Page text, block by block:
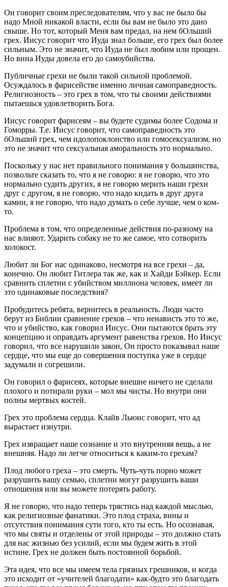
Он говорит своим преследователям, что у вас не было бы
надо Мной никакой власти, если бы вам не было это дано
свыше. Но тот, который Меня вам предал, на нем бОльший
грех. Иисус говорит что Иуда знал больше, его грех был более
сильным. Это не значит, что Иуда не был любим или прощен.
Но вина Иуды довела его до самоубийства.
Публичные грехи не были такой сильной проблемой.
Осуждалось в фарисействе именно личная самоправедность.
Религиозность – это грех в том, что ты своими действиями
пытаешься удовлетворить Бога.
Иисус говорит фарисеям – вы будете судимы более Содома и
Гоморры. Т.е. Иисус говорит, что самоправедность это
бОльший грех, чем идолопоклонство или гомосексуализм, но
это не значит что сексуальная аморальность это нормально.
Поскольку у нас нет правильного понимания у большинства,
позвольте сказать то, что я не говорю: я не говорю, что это
нормально судить других, я не говорю мерить наши грехи
друг с другом, я не говорю, что надо кидать в друг друга
камни, я не говорю, что надо думать о себе лучше, чем о ком-
то.
Проблема в том, что определенные действия по-разному на
нас влияют. Ударить собаку не то же самое, что сотворить
холокост.
Любит ли Бог нас одинаково, несмотря на все грехи – да,
конечно. Он любит Гитлера так же, как и Хайди Бэйкер. Если
сравнить сплетни с убийством миллиона человек, имеет ли
это одинаковые последствия?
Пробудитесь ребята, вернитесь в реальность. Люди часто
берут из Библии сравнение грехов – что ненависть это то же,
что и убийство, как говорил Иисус. Они пытаются брать эту
концепцию и оправдать аргумент равенства грехов. Но Иисус
говорил, что все нарушили закон, Он просто показывал наше
сердце, что мы еще до совершения поступка уже в сердце
задумали и согрешили.
Он говорил о фарисеях, которые внешне ничего не сделали
плохого и потирали руки – мол мы чисты. Но внутри они
полны мертвых костей.
Грех это проблема сердца. Клайв Льюис говорит, что ад
вырастает изнутри.
Грех извращает наше сознание и это внутренняя вещь, а не
внешняя. Надо ли легче относиться к каким-то грехам?
Плод любого греха – это смерть. Чуть-чуть порно может
разрушить вашу семью, сплетни могут разрушить ваши
отношения или вы можете потерять работу.
Я не говорю, что надо теперь трястись над каждой мыслью,
как религиозные фанатики. Это плод страха, вины и
отсутствия понимания сути того, кто ты есть. Но осознавая,
что мы святы и отделены от этой природы – это должно стать
для нас жизнью без усилий, если мы будем жить в этой
истине. Грех не должен быть постоянной борьбой.
Эта идея, что все мы имеем тела грязных грешников, и когда
это исходит от «учителей благодати» как-будто это благодать